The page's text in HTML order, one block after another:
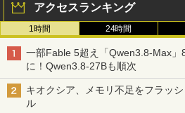
スペクト
パネル 色鮮や
応 miniHDMI
テレワーク
￥12,999
アクセスランキング
1時間 24時間
一部Fable 5超え「Qwen3.8-Max」
に！Qwen3.8-27Bも順次
キオクシア、メモリ不足をフラッ
ル